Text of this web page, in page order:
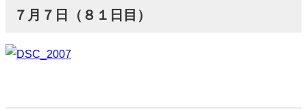
７月７日（８１日目）